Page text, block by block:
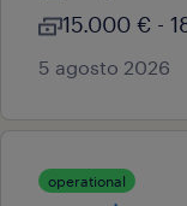
15.000 € -
5 agosto 2026
operational